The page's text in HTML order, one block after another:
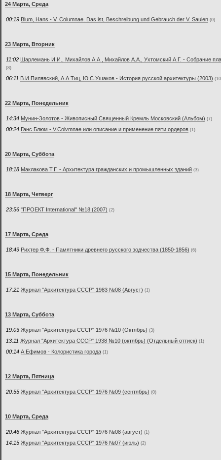
24 Марта, Среда
00:19 Blum, Hans - V. Columnae. Das ist, Beschreibung und Gebrauch der V. Saulen (0)
23 Марта, Вторник
11:02 Шарлемань И.И., Михайлов А.А., Михайлов А.А., Ухтомский А.Г. - Собрание
(8)
06:11 В.И.Пилявский, А.А.Тиц, Ю.С.Ушаков - История русской архитектуры (2003)
22 Марта, Понедельник
14:34 Мунин-Золотов - Живописный Священный Кремль Московский (Альбом) (7)
00:24 Ганс Блюм - V.Colvmnae или описание и применение пяти ордеров (1)
20 Марта, Суббота
18:18 Маклакова Т.Г. - Архитектура гражданских и промышленных зданий (3)
18 Марта, Четверг
23:56 "ПРОЕКТ International" №18 (2007) (2)
17 Марта, Среда
18:49 Рихтер Ф.Ф. - Памятники древнего русского зодчества (1850-1856) (6)
15 Марта, Понедельник
17:21 Журнал "Архитектура СССР" 1983 №08 (Август) (1)
13 Марта, Суббота
19:03 Журнал "Архитектура СССР" 1976 №10 (Октябрь) (3)
13:11 Журнал "Архитектура СССР" 1938 №10 (октябрь) (Отдельный оттиск) (1)
00:14 А.Ефимов - Колористика города (1)
12 Марта, Пятница
20:55 Журнал "Архитектура СССР" 1976 №09 (сентябрь) (0)
10 Марта, Среда
20:46 Журнал "Архитектура СССР" 1976 №08 (август) (1)
14:15 Журнал "Архитектура СССР" 1976 №07 (июль) (2)